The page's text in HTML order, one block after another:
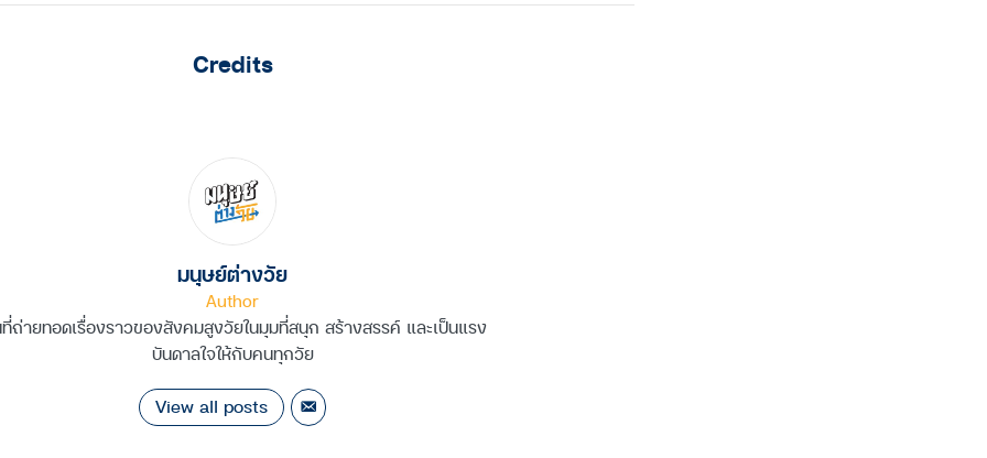
Credits
มนุษย์ต่างวัย
Author
ถ่ายทอดเรื่องราวของสังคมสูงวัยในมุมที่สนุก สร้างสรรค์ และเป็นแรง
บันดาลใจให้กับคนทุกวัย
View all posts